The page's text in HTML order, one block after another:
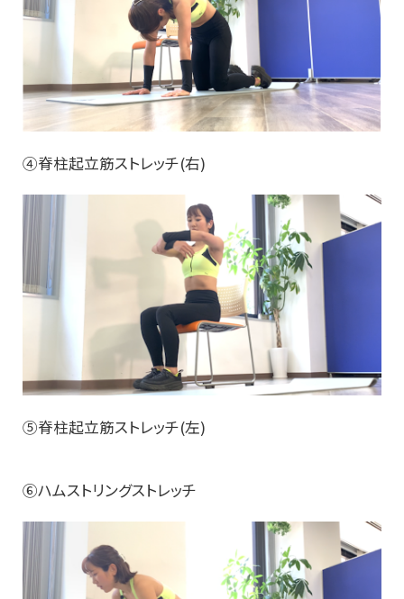
④脊柱起立筋ストレッチ(右)
⑤脊柱起立筋ストレッチ(左)
⑥ハムストリングストレッチ